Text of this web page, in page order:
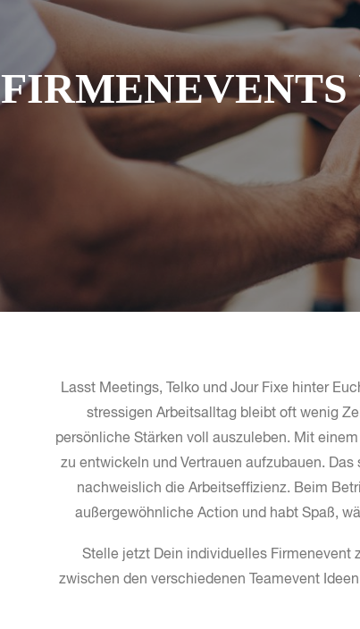
Lasst Meetings, Telko und Jour Fixe hinter
stressigen Arbeitsalltag bleibt oft wenig
persönliche Stärken voll auszuleben. Mit
zu entwickeln und Vertrauen aufzubauen.
nachweislich die Arbeitseffizienz. Beim
außergewöhnliche Action und habt Spaß,
Stelle jetzt Dein individuelles Firmenevent
zwischen den verschiedenen Teamevent